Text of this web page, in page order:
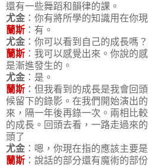
還有一些舞蹈和韻律的課。
尤金 ：你有將所學的知識用在你
蘭斯 ：有。
尤金 ：你可以看到自己的成長嗎
蘭斯 ：我可以感覺出來。你說的
是漸進發生的。
尤金 ：是。
蘭斯 ：但我看到的成長是我會回
候留下的錄影。在我們開始演出
來，隔一年後再錄一次。兩相比
的成長。回頭去看，一路走過來
頭了
尤金 ：嗯，你現在指的應該主要
蘭斯 ：說話的部分還有魔術的部